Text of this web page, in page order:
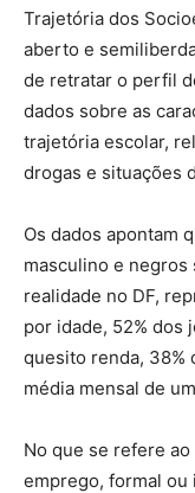
Trajetória dos
aberto e
de retratar o perfil
dados sobre as
trajetória escolar,
drogas e situações
Os dados apontam
masculino e negros
realidade no DF,
por idade, 52% dos
quesito renda, 38%
média mensal de
No que se refere
emprego, formal ou